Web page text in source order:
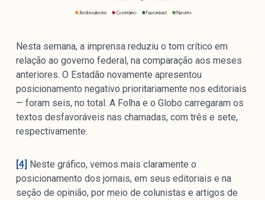
Nesta semana, a imprensa reduziu o tom crítico em
relação ao governo federal, na comparação aos meses
anteriores. O Estadão novamente apresentou
posicionamento negativo prioritariamente nos editoriais
— foram seis, no total. A Folha e o Globo carregaram os
textos desfavoráveis nas chamadas, com três e sete,
respectivamente.
[4] Neste gráfico, vemos mais claramente o
posicionamento dos jornais, em seus editoriais e na
seção de opinião, por meio de colunistas e artigos de